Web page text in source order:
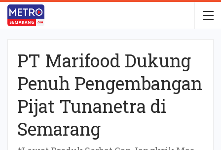
PT Marifood Dukung
Penuh Pengembangan
Pijat Tunanetra di
Semarang